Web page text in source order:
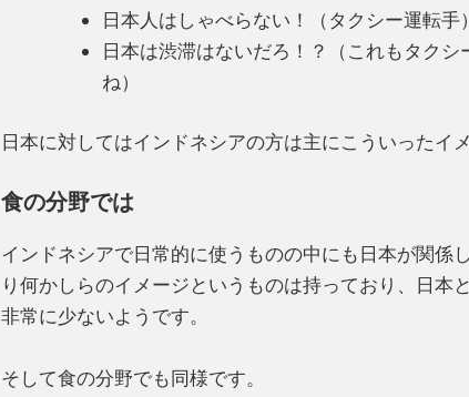
日本人はしゃべらない！（タクシー運転手）
日本は渋滞はないだろ！？（これもタク
ね）
日本に対してはインドネシアの方は主にこういったイ
食の分野では
インドネシアで日常的に使うものの中にも日本が関係
り何かしらのイメージというものは持っており、日本
非常に少ないようです。
そして食の分野でも同様です。